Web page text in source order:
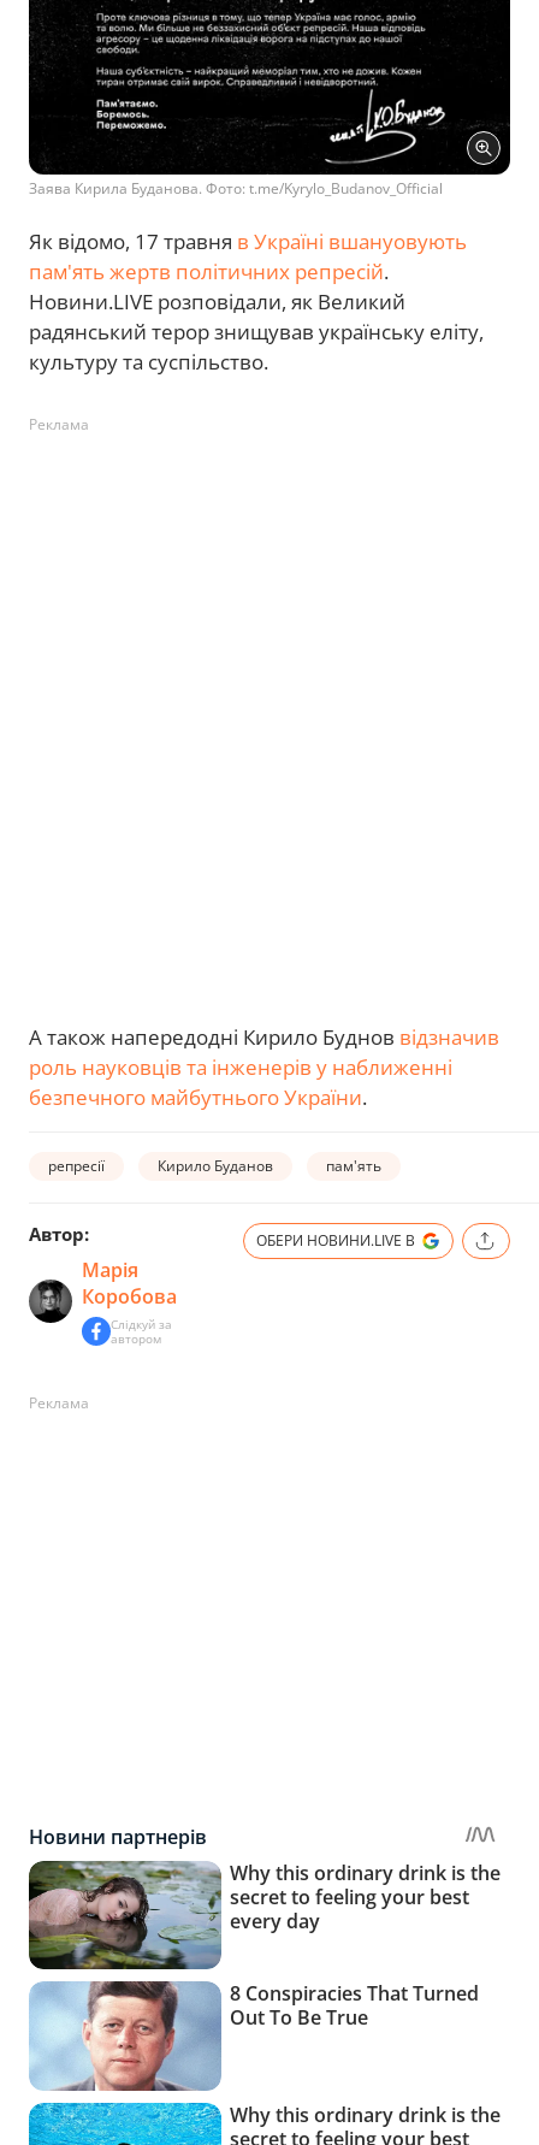
Заява Кирила Буданова. Фото: t.me/Kyrylo_Budanov_Official
Як відомо, 17 травня в Україні вшануовують
пам'ять жертв політичних репресій.
Новини.LIVE розповідали, як Великий
радянський терор знищував українську еліту,
культуру та суспільство.
Реклама
А також напередодні Кирило Буднов відзначив
роль науковців та інженерів у наближенні
безпечного майбутнього України.
репресії Кирило Буданов пам'ять
Автор:
Марія
Коробова
Слідкуй за
автором
ОБЕРИ НОВИНИ.LIVE В
Реклама